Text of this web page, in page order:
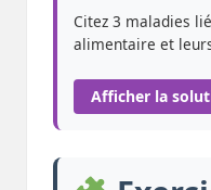
Citez 3 maladies
alimentaire et
Afficher la